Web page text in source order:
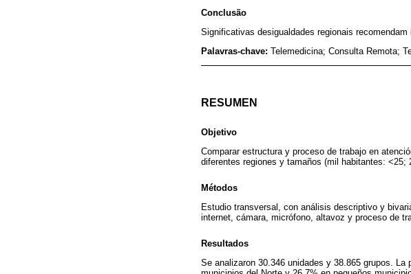
Conclusão
Significativas desigualdades regionais
Palavras-chave: Telemedicina; Consulta Remota;
RESUMEN
Objetivo
Comparar estructura y proceso de trabajo en
diferentes regiones y tamaños (mil habitantes: <25;
Métodos
Estudio transversal, con análisis descriptivo y
internet, cámara, micrófono, altavoz y proceso de
Resultados
Se analizaron 30.346 unidades y 38.865 grupos.